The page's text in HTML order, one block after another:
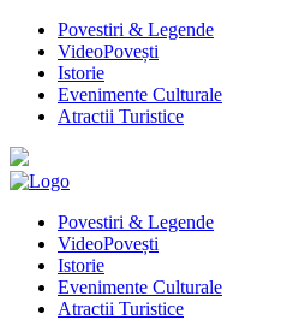
Povestiri & Legende
VideoPovești
Istorie
Evenimente Culturale
Atractii Turistice
Povestiri & Legende
VideoPovești
Istorie
Evenimente Culturale
Atractii Turistice